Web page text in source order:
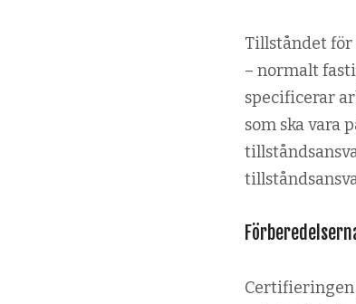
Tillståndet
– normalt
specificerar
som ska vara
Certifieringen